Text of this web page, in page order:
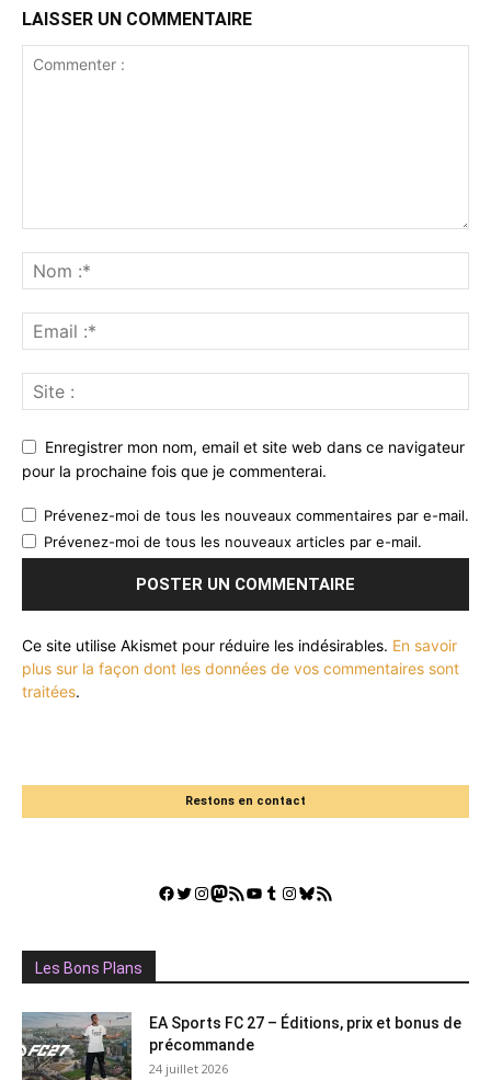
LAISSER UN COMMENTAIRE
Enregistrer mon nom, email et site web dans ce navigateur
pour la prochaine fois que je commenterai.
Prévenez-moi de tous les nouveaux commentaires par e-mail.
Prévenez-moi de tous les nouveaux articles par e-mail.
Ce site utilise Akismet pour réduire les indésirables. En savoir
plus sur la façon dont les données de vos commentaires sont
traitées.
Restons en contact
Facebook
Twitter
Instagram
Mastodon
Flux RSSYouTube
Tumblr
Instagram
Bluesky
GestGame
Les Bons Plans
EA Sports FC 27 – Éditions, prix et bonus de
précommande
24 juillet 2026